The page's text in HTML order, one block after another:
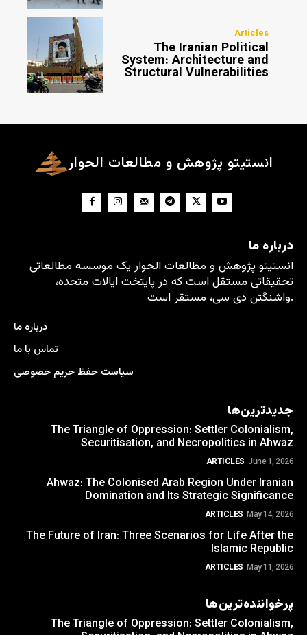
Articles
The Iranian Political
System: Architecture and
Structural Vulnerabilities
انستیتو پژوهش و مطالعات الحوار
درباره ما
انستیتو پژوهش و مطالعات الحوار یک موسسه مطالعاتی
تحقیقاتی مستقل است که در پایتخت ایالات متحده،
واشنگتن دی سی، مستقر است.
درباره ما
تماس با ما
سیاست حفظ حریم خصوصی
جدیدترین‌ها
The Triangle of Oppression: Settler Colonialism,
Securitisation, and Necropolitics in Ahwaz
ARTICLES June 1, 2026
Ahwaz: The Colonised Arab Region Under Iranian
Domination and Its Strategic Significance
ARTICLES May 14, 2026
The Future of Iran: Three Scenarios for Life After the
Islamic Republic
ARTICLES May 11, 2026
پرخواننده‌ترین‌ها
The Triangle of Oppression: Settler Colonialism,